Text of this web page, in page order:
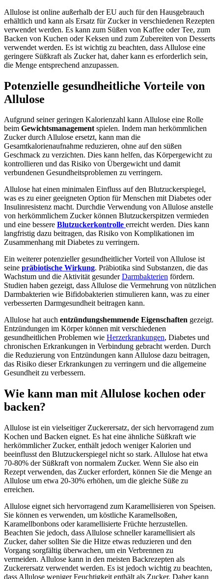
Allulose ist online außerhalb der EU auch für den Hausgebrauch
erhältlich und kann als Ersatz für Zucker in verschiedenen Rezepten
verwendet werden. Es kann zum Süßen von Kaffee oder Tee, zum
Backen von Kuchen oder Keksen und zum Zubereiten von Desserts
verwendet werden. Es ist wichtig zu beachten, dass Allulose eine
geringere Süßkraft als Zucker hat, daher kann es erforderlich sein,
die Menge entsprechend anzupassen.
Potenzielle gesundheitliche Vorteile von
Allulose
Aufgrund seiner geringen Kalorienzahl kann Allulose eine Rolle
beim Gewichtsmanagementspielen. Indem man herkömmlichen
Zucker durch Allulose ersetzt, kann man die
Gesamtkalorienaufnahme reduzieren, ohne auf den süßen
Geschmack zu verzichten. Dies kann helfen, das Körpergewicht zu
kontrollieren und das Risiko von Übergewicht und damit
verbundenen Gesundheitsproblemen zu verringern.
Allulose hat einen minimalen Einfluss auf den Blutzuckerspiegel,
was es zu einer geeigneten Option für Menschen mit Diabetes oder
Insulinresistenz macht. Durchdie Verwendung von Allulose anstelle
von herkömmlichem Zucker können Blutzuckerspitzen vermieden
und eine bessere Blutzuckerkontrolle erreicht werden. Dies kann
langfristig dazu beitragen, das Risiko von Komplikationen im
Zusammenhang mit Diabetes zu verringern.
Ein weiterer potenzieller gesundheitlicher Vorteil von Allulose ist
seine präbiotische Wirkung. Präbiotika sind Substanzen, die das
Wachstum und die Aktivität gesunderDarmbakterien fördern.
Studien haben gezeigt, dass Allulose die Vermehrung von nützlichen
Darmbakterien wie Bifidobakterien stimulieren kann, was zu einer
verbesserten Darmgesundheit beitragen kann.
Allulose hat auch entzündungshemmende Eigenschaften gezeigt.
Entzündungen im Körper können mit verschiedenen
gesundheitlichen Problemen wie Herzerkrankungen, Diabetes und
chronischen Erkrankungen in Verbindung gebracht werden. Durch
die Reduzierung von Entzündungen kann Allulose dazu beitragen,
das Risiko dieser Erkrankungen zu verringern und die allgemeine
Gesundheit zu verbessern.
Wie kann man mit Allulose kochen oder
backen?
Allulose ist ein vielseitiger Zuckerersatz, der sich hervorragend zum
Kochen und Backen eignet. Es hat eine ähnliche Süßkraft wie
herkömmlicher Zucker, enthält jedoch weniger Kalorien und
beeinflusst den Blutzuckerspiegel nicht so stark. Allulose hat etwa
70-80% der Süßkraft von normalem Zucker. Wenn Sie also ein
Rezept verwenden, das Zucker erfordert, können Sie die Menge an
Allulose um etwa 20-30% erhöhen, um die gleiche Süße zu
erreichen.
Allulose eignet sich hervorragend zum Karamellisieren von Speisen.
Sie können es verwenden, um köstliche Karamellsoßen,
Karamellbonbons oder karamellisierte Früchte herzustellen.
Beachten Sie jedoch, dass Allulose schneller karamellisiert als
Zucker, daher sollten Sie die Hitze etwas reduzieren und den
Vorgang sorgfältig überwachen, um ein Verbrennen zu
vermeiden. Allulose kann in den meisten Backrezepten als
Zuckerersatz verwendet werden. Es ist jedoch wichtig zu beachten,
dass Allulose weniger Feuchtigkeit enthält als Zucker. Daher kann